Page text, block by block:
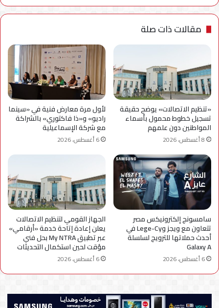
مقالات ذات صلة
«تنظيم الاتصالات» يوضح حقيقة
تسجيل خطوط محمول بأسماء
المواطنين دون علمهم
8 أغسطس، 2026
لأول مرة معارض فنية في «سينما
راديو» و«ذا فاكتوري» بالشراكة
مع شركة الإسماعيلية
6 أغسطس، 2026
سامسونج إلكترونيكس مصر
تتعاون مع ويجز وLege-Cy في
أحدث حملاتها للترويج لسلسلة
Galaxy A
6 أغسطس، 2026
الجهاز القومي لتنظيم الاتصالات
يعلن إعادة إتاحة خدمة «أرقامي»
عبر تطبيق My NTRA بحل فني
مؤقت لحين استكمال التحديثات
6 أغسطس، 2026